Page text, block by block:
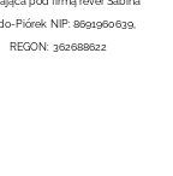
Piórek NIP: 8691960639,
REGON: 362688622